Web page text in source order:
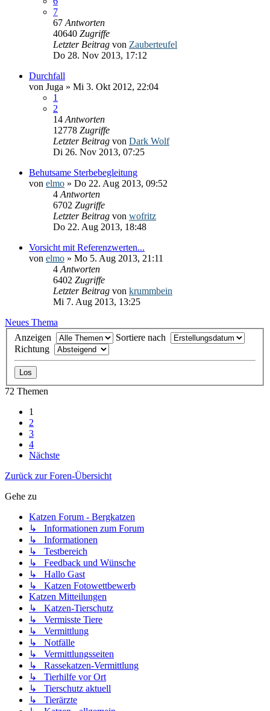
7
67 Antworten
40640 Zugriffe
Letzter Beitrag von Zauberteufel
Do 28. Nov 2013, 17:12
Durchfall
von Juga » Mi 3. Okt 2012, 22:04
1
2
14 Antworten
12778 Zugriffe
Letzter Beitrag von Dark Wolf
Di 26. Nov 2013, 07:25
Behutsame Sterbebegleitung
von elmo » Do 22. Aug 2013, 09:52
4 Antworten
6702 Zugriffe
Letzter Beitrag von wofritz
Do 22. Aug 2013, 18:48
Vorsicht mit Referenzwerten...
von elmo » Mo 5. Aug 2013, 21:11
4 Antworten
6402 Zugriffe
Letzter Beitrag von krummbein
Mi 7. Aug 2013, 13:25
Neues Thema
Anzeigen
Sortiere nach
Richtung
72 Themen
1
2
3
4
Nächste
Zurück zur Foren-Übersicht
Gehe zu
Katzen Forum - Bergkatzen
↳ Informationen zum Forum
↳ Informationen
↳ Testbereich
↳ Feedback und Wünsche
↳ Hallo Gast
↳ Katzen Fotowettbewerb
Katzen Mitteilungen
↳ Katzen-Tierschutz
↳ Vermisste Tiere
↳ Vermittlung
↳ Notfälle
↳ Vermittlungsseiten
↳ Rassekatzen-Vermittlung
↳ Tierhilfe vor Ort
↳ Tierschutz aktuell
↳ Tierärzte